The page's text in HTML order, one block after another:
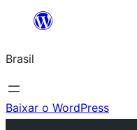
o
conteúdo
Brasil
Baixar o WordPress